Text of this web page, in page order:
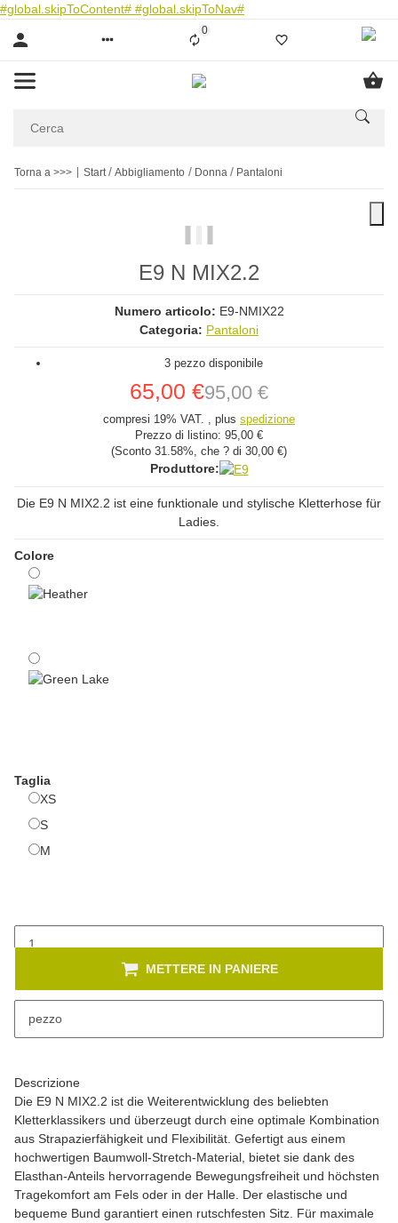
#global.skipToContent# #global.skipToNav#
0Liste ist leer
Torna a >>> Start Abbigliamento Donna Pantaloni
E9 N MIX2.2
Numero articolo: E9-NMIX22
Categoria: Pantaloni
3 pezzo disponibile
65,00 €95,00 €
compresi 19% VAT. , plus spedizione
Prezzo di listino: 95,00 €
(Sconto 31.58%, che ? di 30,00 €)
Produttore:
Die E9 N MIX2.2 ist eine funktionale und stylische Kletterhose für
Ladies.
Colore
Heather
Taglia
XSXS
SS
M
pezzo
METTERE IN PANIERE
Descrizione
Die E9 N MIX2.2 ist die Weiterentwicklung des beliebten
Kletterklassikers und überzeugt durch eine optimale Kombination
aus Strapazierfähigkeit und Flexibilität. Gefertigt aus einem
hochwertigen Baumwoll-Stretch-Material, bietet sie dank des
Elasthan-Anteils hervorragende Bewegungsfreiheit und höchsten
Tragekomfort am Fels oder in der Halle. Der elastische und
bequeme Bund garantiert einen rutschfesten Sitz. Für maximale